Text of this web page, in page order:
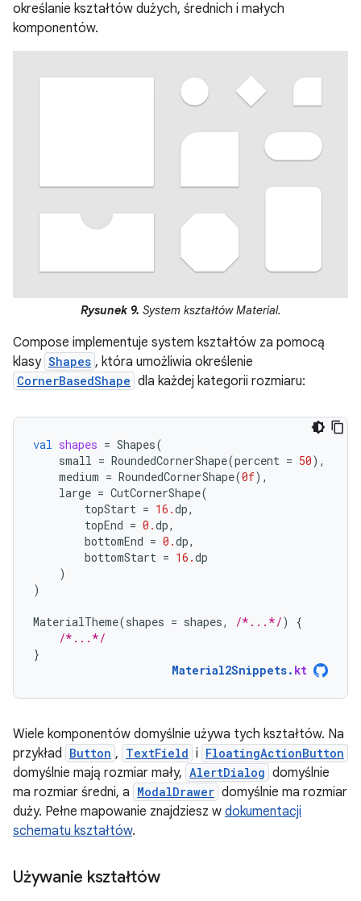
określanie kształtów dużych, średnich i małych
komponentów.
Rysunek 9. System kształtów Material.
Compose implementuje system kształtów za pomocą
klasy Shapes , która umożliwia określenie
CornerBasedShape dla każdej kategorii rozmiaru:
val shapes = Shapes(
small = RoundedCornerShape(percent = 50),
medium = RoundedCornerShape(0f),
large = CutCornerShape(
topStart = 16.dp,
topEnd = 0.dp,
bottomEnd = 0.dp,
bottomStart = 16.dp
)
)
MaterialTheme(shapes = shapes, /*...*/)
{
/*...*/
}
Material2Snippets. kt
Wiele komponentów domyślnie używa tych kształtów. Na
przykład
Button , TextField i FloatingActionButton
domyślnie mają rozmiar mały, AlertDialog domyślnie
ma rozmiar średni, a ModalDrawer domyślnie ma rozmiar
duży. Pełne mapowanie znajdziesz w dokumentacji
schematu kształtów.
Używanie kształtów